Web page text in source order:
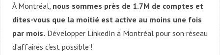
À Montréal, nous sommes près de 1.7M de comptes et
dites-vous que la moitié est active au moins une fois
par mois. Développer LinkedIn à Montréal pour son réseau
d’affaires c’est possible !